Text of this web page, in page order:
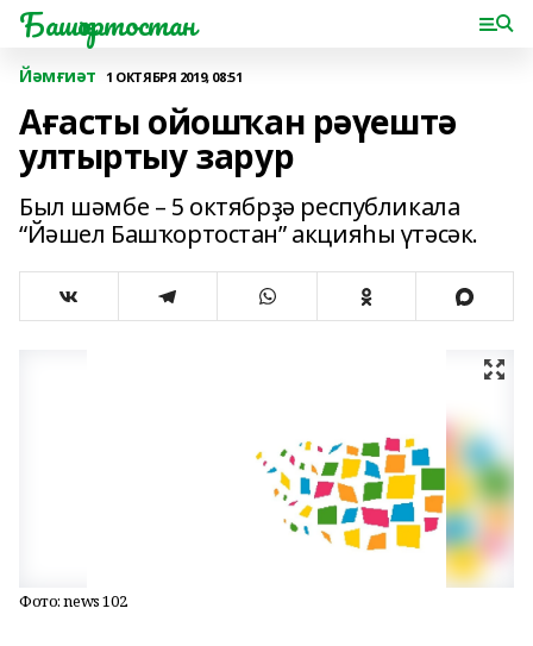
Башҡортостан
Йәмғиәт 1 ОКТЯБРЯ 2019, 08:51
Ағасты ойошҡан рәүештә
ултыртыу зарур
Был шәмбе – 5 октябрҙә республикала
“Йәшел Башҡортостан” акцияһы үтәсәк.
Фото: news 102